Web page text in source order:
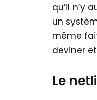
qu’il n’y
un
même
deviner
Le